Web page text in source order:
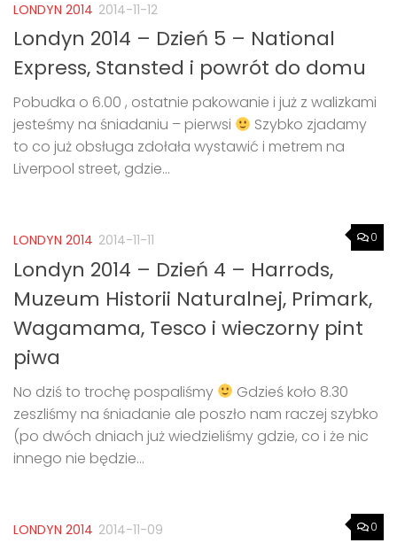
LONDYN 2014 2014-11-12
Londyn 2014 – Dzień 5 – National
Express, Stansted i powrót do domu
Pobudka o 6.00 , ostatnie pakowanie i już z walizkami
jesteśmy na śniadaniu – pierwsi
Szybko zjadamy
to co już obsługa zdołała wystawić i metrem na
Liverpool street, gdzie...
0
LONDYN 2014 2014-11-11
Londyn 2014 – Dzień 4 – Harrods,
Muzeum Historii Naturalnej, Primark,
Wagamama, Tesco i wieczorny pint
piwa
No dziś to trochę pospaliśmy
Gdzieś koło 8.30
zeszliśmy na śniadanie ale poszło nam raczej szybko
(po dwóch dniach już wiedzieliśmy gdzie, co i że nic
innego nie będzie...
0
LONDYN 2014 2014-11-09